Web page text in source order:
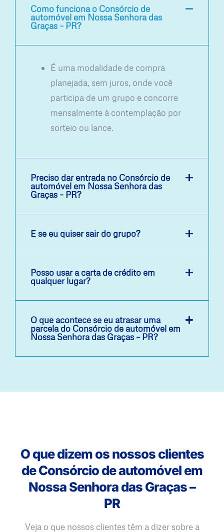
Como funciona o Consórcio de
automóvel em Nossa Senhora das
Graças – PR?
É uma modalidade de compra
planejada, sem juros, onde você
participa de um grupo e concorre
mensalmente à contemplação por
sorteio ou lance.
Preciso dar entrada no Consórcio de
automóvel em Nossa Senhora das
Graças – PR?
E se eu quiser sair do grupo?
Posso usar a carta de crédito em
qualquer lugar?
O que acontece se eu atrasar uma
parcela do Consórcio de automóvel em
Nossa Senhora das Graças – PR?
O que dizem os nossos clientes
de Consórcio de automóvel em
Nossa Senhora das Graças –
PR
Veja o que nossos clientes têm a dizer sobre a